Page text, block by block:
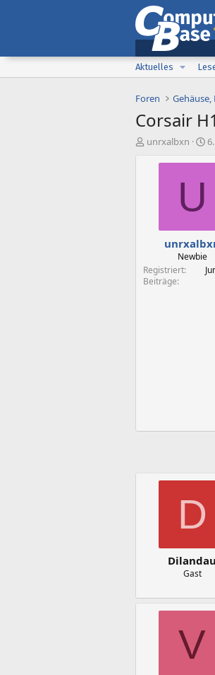
Aktuelles
Foren
Corsair
E
unrxalbxn
E
s
t
a
m
U
Newbie
Registriert
Beiträge
D
Dilandau
Gast
V